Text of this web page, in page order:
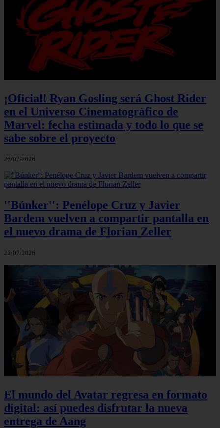
¡Oficial! Ryan Gosling será Ghost Rider
en el Universo Cinematográfico de
Marvel: fecha estimada y todo lo que se
sabe sobre el proyecto
26/07/2026
''Búnker'': Penélope Cruz y Javier
Bardem vuelven a compartir pantalla en
el nuevo drama de Florian Zeller
25/07/2026
El mundo del Avatar regresa en formato
digital: así puedes disfrutar la nueva
entrega de Aang